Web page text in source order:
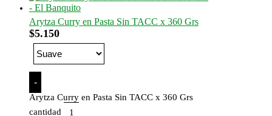
Arytza Curry en Pasta Sin TACC x 360 Grs
$5.150
-
Arytza Curry en Pasta Sin TACC x 360 Grs
cantidad